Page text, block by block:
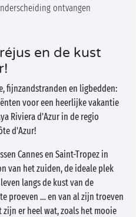
ontvangen
en de kust
fijnzandstranden en ligbedden:
voor een heerlijke vakantie
Riviera d'Azur in de regio
d'Azur!
Cannes en Saint-Tropez in
van het zuiden, de ideale plek
langs de kust van de
proeven … en van al zijn troeven
zijn er heel wat, zoals het mooie